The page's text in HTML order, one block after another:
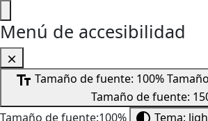
Menú de accesibilidad
Tamaño de fuente: 100%
Tamaño de fuente:
Tamaño de fuente:100%
Tema: